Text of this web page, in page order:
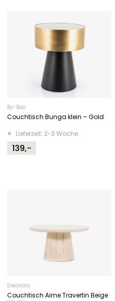
By-Boo
Couchtisch Bunga klein – Gold
Lieferzeit: 2-3 Woche
139,-
Eleonora
Couchtisch Aime Travertin Beige